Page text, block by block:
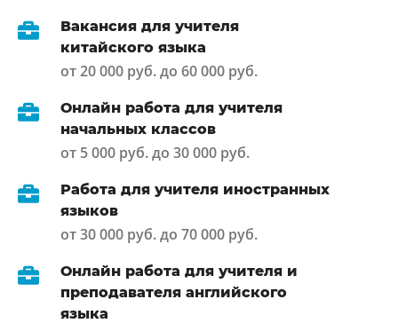
Вакансия для учителя
китайского языка
от 20 000 руб. до 60 000 руб.
Онлайн работа для учителя
начальных классов
от 5 000 руб. до 30 000 руб.
Работа для учителя иностранных
языков
от 30 000 руб. до 70 000 руб.
Онлайн работа для учителя и
преподавателя английского
языка